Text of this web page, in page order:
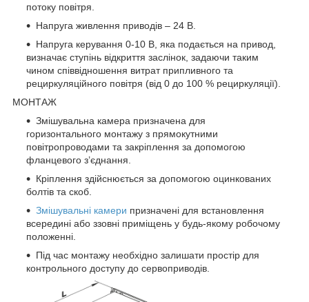
потоку повітря.
Напруга живлення приводів – 24 В.
Напруга керування 0-10 В, яка подається на привод,
визначає ступінь відкриття заслінок, задаючи таким
чином співвідношення витрат припливного та
рециркуляційного повітря (від 0 до 100 % рециркуляції).
МОНТАЖ
Змішувальна камера призначена для
горизонтального монтажу з прямокутними
повітропроводами та закріплення за допомогою
фланцевого з’єднання.
Кріплення здійснюється за допомогою оцинкованих
болтів та скоб.
Змішувальні камери призначені для встановлення
всередині або ззовні приміщень у будь-якому робочому
положенні.
Під час монтажу необхідно залишати простір для
контрольного доступу до сервоприводів.